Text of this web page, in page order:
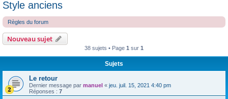
Style anciens
Règles du forum
Nouveau sujet
38 sujets • Page 1 sur 1
Sujets
Le retour
Dernier message par manuel « jeu. juil. 15, 2021 4:40 pm
Réponses : 7